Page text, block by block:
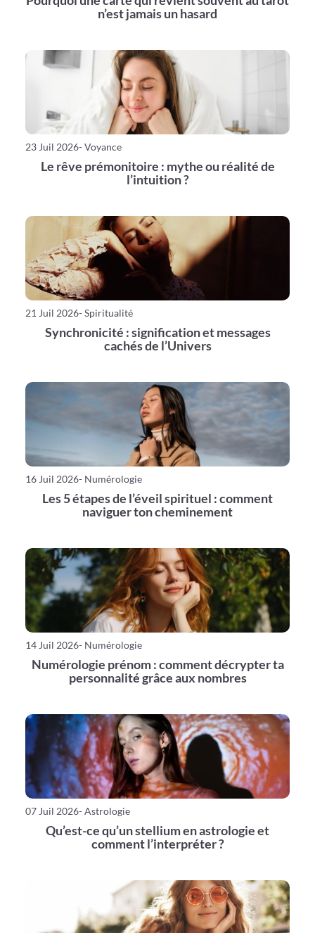
n’est jamais un hasard
23 Juil 2026- Voyance
Le rêve prémonitoire : mythe ou réalité de
l’intuition ?
21 Juil 2026- Spiritualité
Synchronicité : signification et messages
cachés de l’Univers
16 Juil 2026- Numérologie
Les 5 étapes de l’éveil spirituel : comment
naviguer ton cheminement
14 Juil 2026- Numérologie
Numérologie prénom : comment décrypter ta
personnalité grâce aux nombres
07 Juil 2026- Astrologie
Qu’est-ce qu’un stellium en astrologie et
comment l’interpréter ?